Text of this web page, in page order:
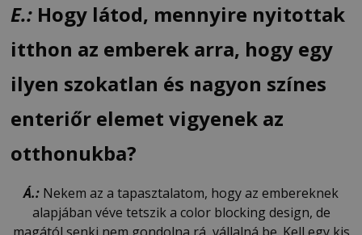
E.: Hogy látod, mennyire nyitottak
itthon az emberek arra, hogy egy
ilyen szokatlan és nagyon színes
enteriőr elemet vigyenek az
otthonukba?
Á.: Nekem az a tapasztalatom, hogy az embereknek
alapjában véve tetszik a color blocking design, de